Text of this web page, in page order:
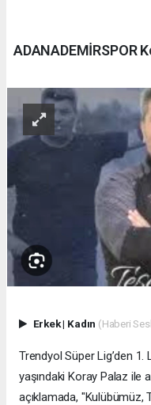
ADANADEMİRSPOR
Erkek| Kadın (Haberi
Trendyol Süper Lig’den
yaşındaki Koray Palaz ile
açıklamada, "Kulübümüz,